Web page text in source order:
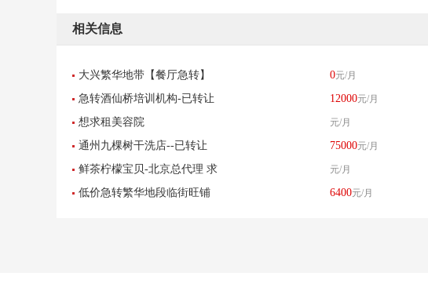
相关信息
大兴繁华地带【餐厅急转】
400平米 找店网推荐
0元/月
急转酒仙桥培训机构-已转让 12000元/月
想求租美容院 元/月
通州九棵树干洗店--已转让 75000元/月
鲜茶柠檬宝贝-北京总代理 求
租北京区域8-30平米店铺
元/月
低价急转繁华地段临街旺铺 6400元/月